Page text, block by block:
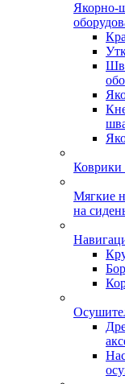
Якорно-
Коврики
Мягкие
на